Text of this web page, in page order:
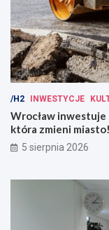
/H2 INWESTYCJE
Wrocław inwestuje
która zmieni miasto!
5 sierpnia 2026